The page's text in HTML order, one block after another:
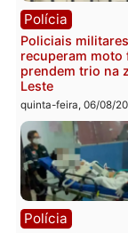
Polícia
Tragédia na
colisão entre
carro deixa
em Porto Velho
quinta-feira, 06/08/